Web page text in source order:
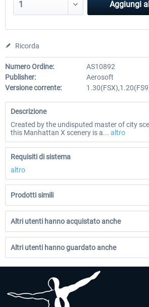
Aggiungi
Ricorda
Numero Ordine:
AS10892
Publisher:
Aerosoft
Versione corrente:
Descrizione
Created by the undisputed master of city
this Manhattan X scenery is a... altro
Requisiti di sistema
altro
Prodotti simili
Altri utenti hanno acquistato anche
Altri utenti hanno guardato anche